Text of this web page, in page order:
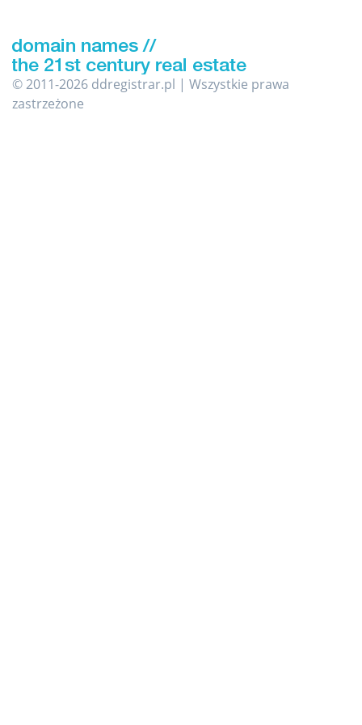
© 2011-2026 ddregistrar.pl | Wszystkie prawa
zastrzeżone